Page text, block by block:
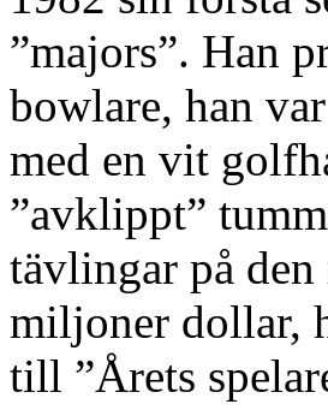
”majors”. Han
bowlare, han
med en vit
”avklippt”
tävlingar på
miljoner dollar,
till ”Årets